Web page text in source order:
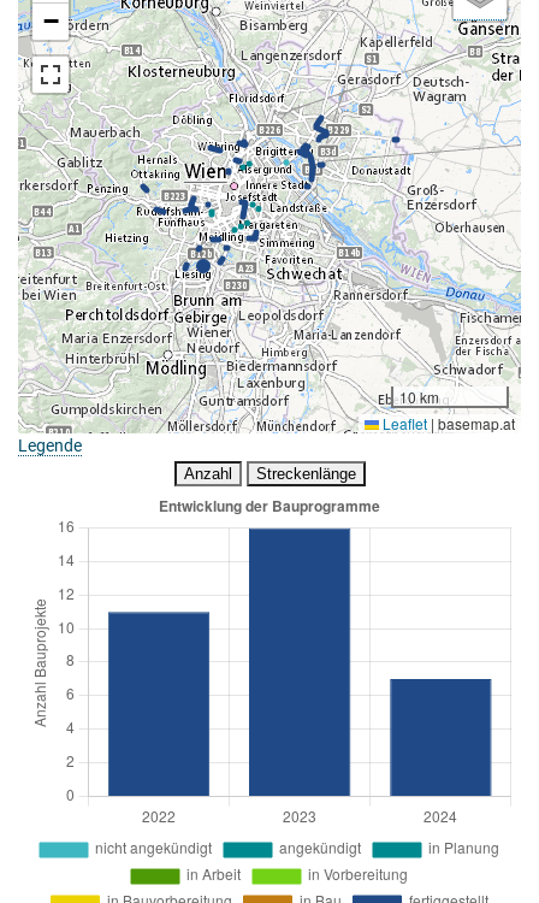
−
10 km
Leaflet | basemap.at
Legende